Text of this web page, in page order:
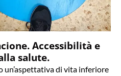
Accessibilità e
salute.
un’aspettativa di vita inferiore